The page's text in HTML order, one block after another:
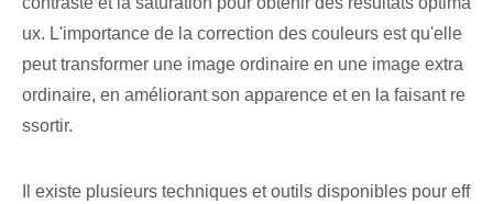
ux. L'importance de la correction des couleurs est qu'elle
peut transformer une image ordinaire en une image extra
ordinaire, en améliorant son apparence et en la faisant re
ssortir.
Il existe plusieurs techniques et outils disponibles pour eff